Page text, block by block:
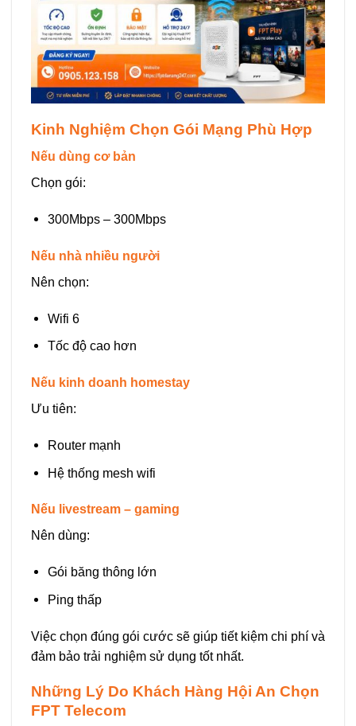
Kinh Nghiệm Chọn Gói Mạng Phù Hợp
Nếu dùng cơ bản
Chọn gói:
300Mbps – 300Mbps
Nếu nhà nhiều người
Nên chọn:
Wifi 6
Tốc độ cao hơn
Nếu kinh doanh homestay
Ưu tiên:
Router mạnh
Hệ thống mesh wifi
Nếu livestream – gaming
Nên dùng:
Gói băng thông lớn
Ping thấp
Việc chọn đúng gói cước sẽ giúp tiết kiệm chi phí và
đảm bảo trải nghiệm sử dụng tốt nhất.
Những Lý Do Khách Hàng Hội An Chọn
FPT Telecom